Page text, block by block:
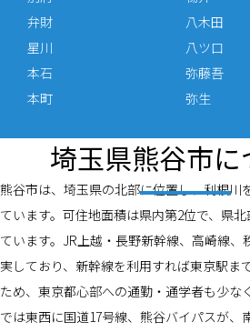
弁財
星川
本石
本町
八木田
八ツ口
弥藤吾
弥生
埼玉県熊谷市に
熊谷市は、埼玉県の北部に位置し、利根川
ています。可住地面積は県内第2位で、県
ています。JR上越・長野新幹線、高崎線、
実しており、新幹線を利用すれば東京駅ま
ため、東京都心部への通勤・通学者も少な
では東西に国道17号線、熊谷バイパスが、